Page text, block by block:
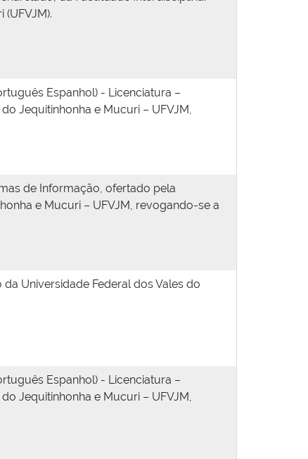
Espanhol) - Licenciatura –
Jequitinhonha e Mucuri – UFVJM,
de Informação, ofertado pela
e Mucuri – UFVJM, revogando-se a
Universidade Federal dos Vales do
Espanhol) - Licenciatura –
Jequitinhonha e Mucuri – UFVJM,